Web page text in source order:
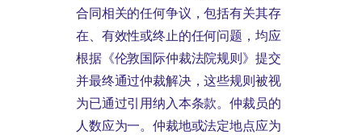
合同相关的任何争议，包括有关其存
在、有效性或终止的任何问题，均应
根据《伦敦国际仲裁法院规则》提交
并最终通过仲裁解决，这些规则被视
为已通过引用纳入本条款。仲裁员的
人数应为一。仲裁地或法定地点应为